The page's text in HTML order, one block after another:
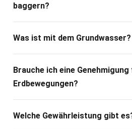
baggern?
Was ist mit dem Grundwasser?
Brauche ich eine Genehmigung
Erdbewegungen?
Welche Gewährleistung gibt